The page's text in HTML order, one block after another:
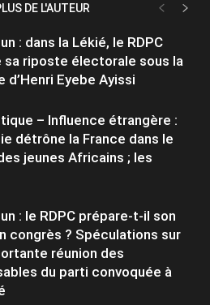
DE L'AUTEUR
: dans la Lékié, le RDPC
sa riposte électorale sous la
d’Henri Eyebe Ayissi
– Influence étrangère :
détrône la France dans le
jeunes Africains ; les
: le RDPC prépare-t-il son
congrès ? Spéculations sur
réunion des
du parti convoquée à